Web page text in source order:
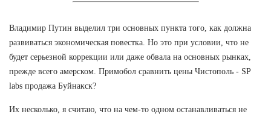
Владимир Путин выделил три основных пункта того, как должна
развиваться экономическая повестка. Но это при условии, что не
будет серьезной коррекции или даже обвала на основных рынках,
прежде всего амерском. Примобол сравнить цены Чистополь - SP
labs продажа Буйнакск?
Их несколько, я считаю, что на чем-то одном останавливаться не